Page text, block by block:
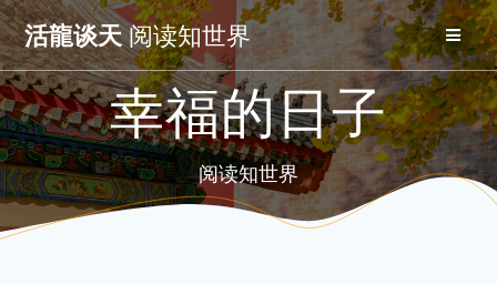
Skip
to
content
活龍谈天阅读知世界
幸福的日子
阅读知世界